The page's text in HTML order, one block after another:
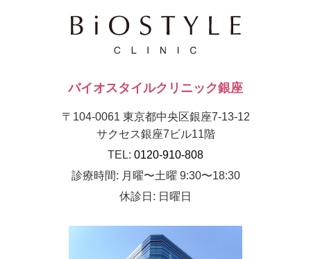
バイオスタイルクリニック銀座
〒104-0061 東京都中央区銀座7-13-12
サクセス銀座7ビル11階
TEL: 0120-910-808
診療時間: 月曜〜土曜 9:30〜18:30
休診日: 日曜日